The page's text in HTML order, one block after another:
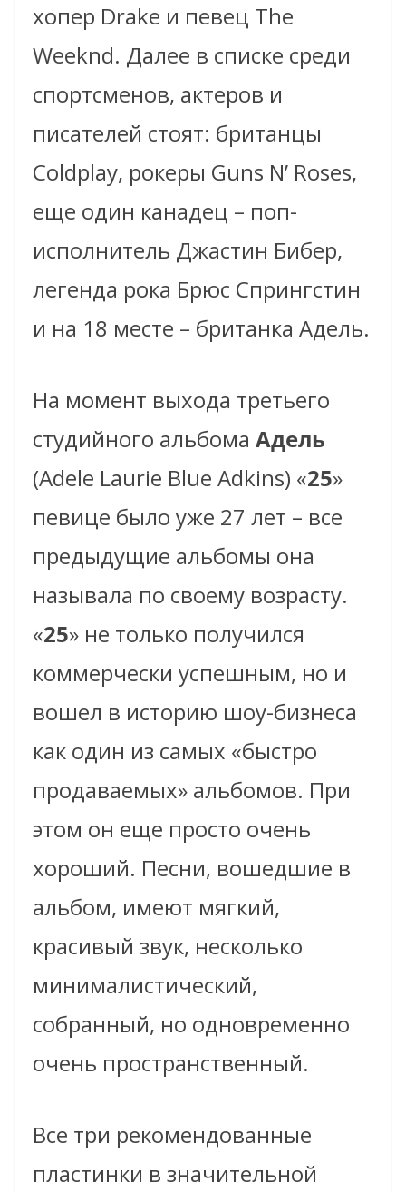
хопер Drake и певец The
Weeknd. Далее в списке среди
спортсменов, актеров и
писателей стоят: британцы
Coldplay, рокеры Guns N’ Roses,
еще один канадец – поп-
исполнитель Джастин Бибер,
легенда рока Брюс Спрингстин
и на 18 месте – британка Адель.
На момент выхода третьего
студийного альбома Адель
(Adele Laurie Blue Adkins) «25»
певице было уже 27 лет – все
предыдущие альбомы она
называла по своему возрасту.
«25» не только получился
коммерчески успешным, но и
вошел в историю шоу-бизнеса
как один из самых «быстро
продаваемых» альбомов. При
этом он еще просто очень
хороший. Песни, вошедшие в
альбом, имеют мягкий,
красивый звук, несколько
минималистический,
собранный, но одновременно
очень пространственный.
Все три рекомендованные
пластинки в значительной